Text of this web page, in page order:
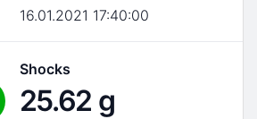
16.01.2021 17:40:00
Shocks
25.62 g